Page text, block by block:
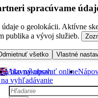
spracúvame
o geolokácii. Aktívne
publika a vývoj služieb.
všetko Vlastné
hlavný obsah
vyhľadávanie
Ako nakupovať online